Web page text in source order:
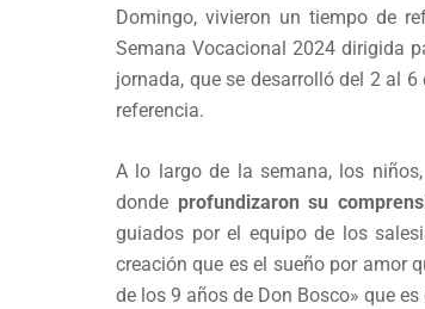
Domingo, vivieron un tiempo de
Semana Vocacional 2024 dirigida
jornada, que se desarrolló del 2 al
referencia.
A lo largo de la semana, los
donde profundizaron su
guiados por el equipo de los
creación que es el sueño por amor
de los 9 años de Don Bosco» que